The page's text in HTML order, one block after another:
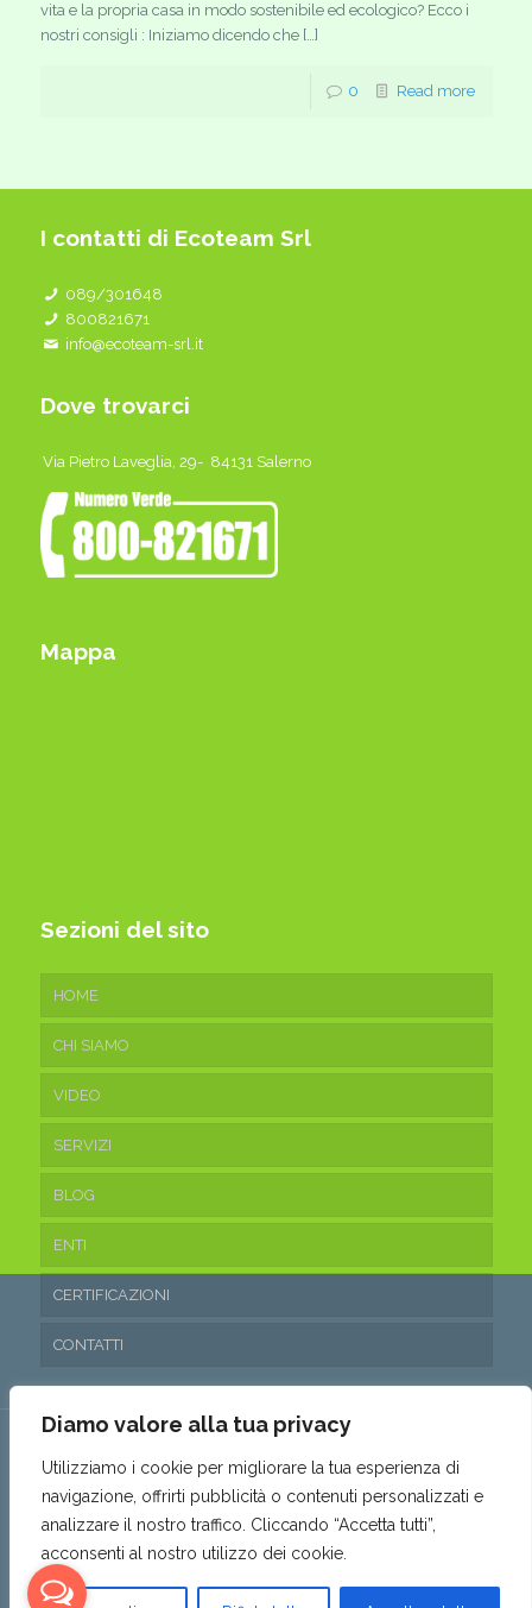
Diamo valore alla tua privacy
Utilizziamo i cookie per migliorare la tua esperienza di
navigazione, offrirti pubblicità o contenuti personalizzati e
analizzare il nostro traffico. Cliccando “Accetta tutti”,
acconsenti al nostro utilizzo dei cookie.
vita e la propria casa in modo sostenibile ed ecologico? Ecco i
nostri consigli : Iniziamo dicendo che […]
0 Read more
I contatti di Ecoteam Srl
089/301648
800821671
info@ecoteam-srl.it
Dove trovarci
Via Pietro Laveglia, 29- 84131 Salerno
Mappa
Sezioni del sito
HOME
CHI SIAMO
VIDEO
SERVIZI
BLOG
ENTI
CERTIFICAZIONI
CONTATTI
© 2016 Ecoteam Srl. • P.IVA 03315530653 • REA: SA- 288797 •
Powered by AMALFIWEB